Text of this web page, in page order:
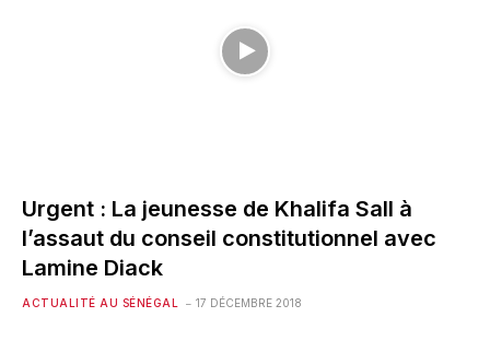
Urgent : La jeunesse de Khalifa Sall à
l’assaut du conseil constitutionnel avec
Lamine Diack
ACTUALITÉ AU SÉNÉGAL 17 DÉCEMBRE 2018